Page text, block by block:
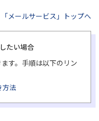
「メールサービス」トップへ
たい場合
す。手順は以下のリン
方法